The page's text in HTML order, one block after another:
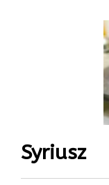
Syriusz